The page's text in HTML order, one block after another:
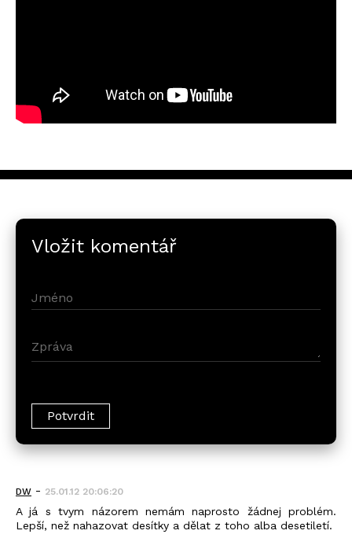
Vložit komentář
DW - 25.01.12 20:06:20
A já s tvym názorem nemám naprosto žádnej problém.
Lepší, než nahazovat desítky a dělat z toho alba desetiletí.